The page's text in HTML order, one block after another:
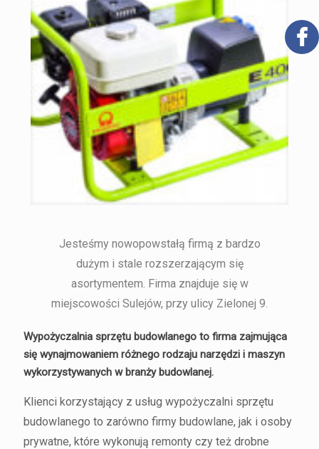
Jesteśmy nowopowstałą firmą z bardzo
dużym i stale rozszerzającym się
asortymentem. Firma znajduje się w
miejscowości Sulejów, przy ulicy Zielonej 9.
Wypożyczalnia sprzętu budowlanego to firma zajmująca
się wynajmowaniem różnego rodzaju narzędzi i maszyn
wykorzystywanych w branży budowlanej.
Klienci korzystający z usług wypożyczalni sprzętu
budowlanego to zarówno firmy budowlane, jak i osoby
prywatne, które wykonują remonty czy też drobne